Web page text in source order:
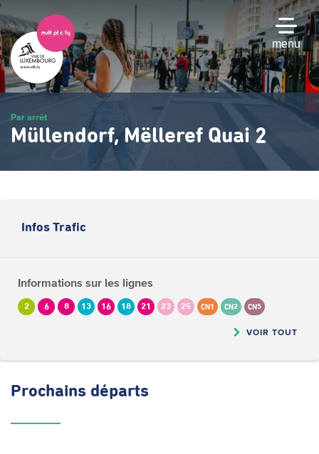
Passer
au
contenu
principal
menu
Par arrêt
Müllendorf, Mëlleref Quai 2
Infos Trafic
Informations sur les lignes
2 6 8 13 16 18 21 23 25 CN1 CN2 CN5
VOIR TOUT
Prochains départs